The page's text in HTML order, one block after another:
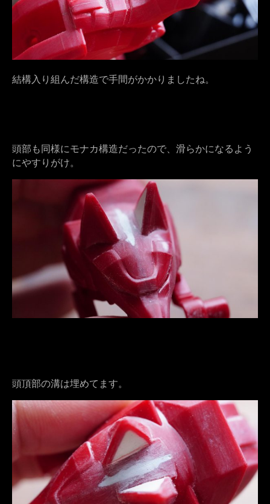
結構入り組んだ構造で手間がかかりましたね。
頭部も同様にモナカ構造だったので、滑らかになるよう
にやすりがけ。
頭頂部の溝は埋めてます。